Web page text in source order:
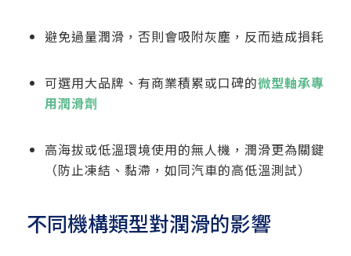
避免過量潤滑，否則會吸附灰塵，反而造成損耗
可選用大品牌、有商業積累或口碑的微型軸承專
用潤滑劑
高海拔或低溫環境使用的無人機，潤滑更為關鍵
（防止凍結、黏滯，如同汽車的高低溫測試）
不同機構類型對潤滑的影響